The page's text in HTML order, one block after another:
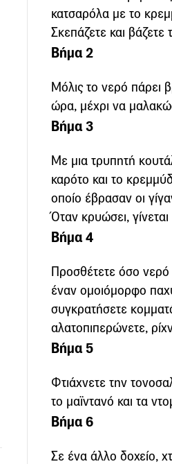
κατσαρόλα με το
Σκεπάζετε και
Βήμα 2
Μόλις το νερό πάρει
ώρα, μέχρι να
Βήμα 3
Με μια τρυπητή
καρότο και το
οποίο έβρασαν οι
Όταν κρυώσει,
Βήμα 4
Προσθέτετε όσο νερό
έναν ομοιόμορφο
συγκρατήσετε
αλατοπιπερώνετε,
Βήμα 5
Φτιάχνετε την
το μαϊντανό και τα
Βήμα 6
Σε ένα άλλο δοχείο,